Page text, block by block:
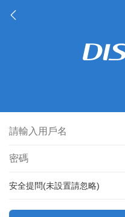
安全提問(未設置請忽略)